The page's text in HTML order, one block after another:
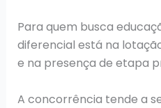
Para quem busca
diferencial está na
e na presença de etapa
A concorrência tende a